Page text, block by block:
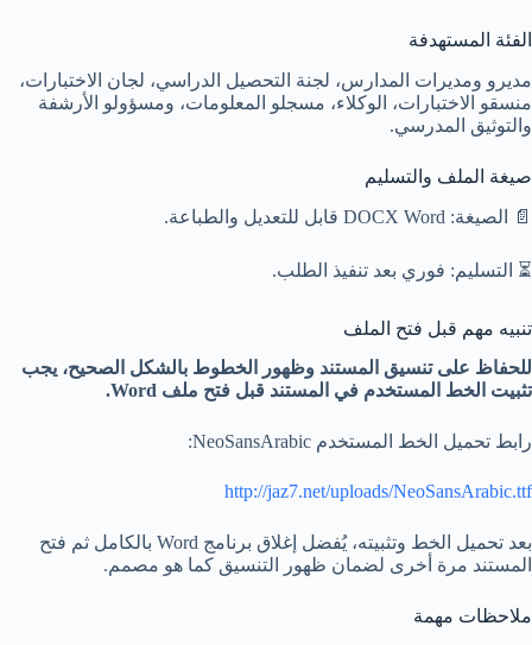
الفئة المستهدفة
مديرو ومديرات المدارس، لجنة التحصيل الدراسي، لجان الاختبارات،
منسقو الاختبارات، الوكلاء، مسجلو المعلومات، ومسؤولو الأرشفة
والتوثيق المدرسي.
صيغة الملف والتسليم
📄 الصيغة: DOCX Word قابل للتعديل والطباعة.
⏳ التسليم: فوري بعد تنفيذ الطلب.
تنبيه مهم قبل فتح الملف
للحفاظ على تنسيق المستند وظهور الخطوط بالشكل الصحيح، يجب
تثبيت الخط المستخدم في المستند قبل فتح ملف Word.
رابط تحميل الخط المستخدم NeoSansArabic:
http://jaz7.net/uploads/NeoSansArabic.ttf
بعد تحميل الخط وتثبيته، يُفضل إغلاق برنامج Word بالكامل ثم فتح
المستند مرة أخرى لضمان ظهور التنسيق كما هو مصمم.
ملاحظات مهمة